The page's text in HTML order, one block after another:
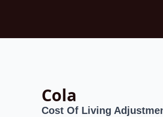
Cola
Cost Of Living